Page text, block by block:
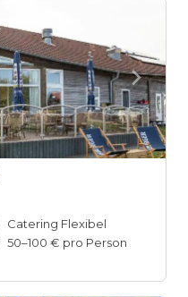
Catering Flexibel
50–100 € pro Person